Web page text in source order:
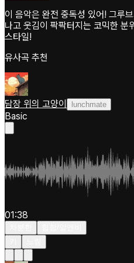
이 음악은 완전 중독성 있어! 그루
나고 웃김이 팍팍터지는 코믹한 분
스타일!
유사곡 추천
담장 위의 고양이 lunchmate
Basic
01:38